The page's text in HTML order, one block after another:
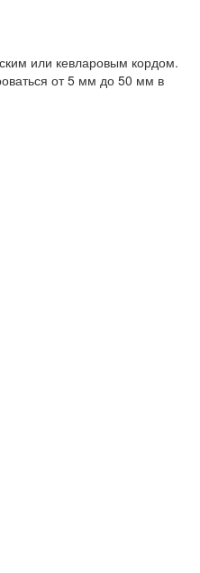
или кевларовым кордом.
от 5 мм до 50 мм в